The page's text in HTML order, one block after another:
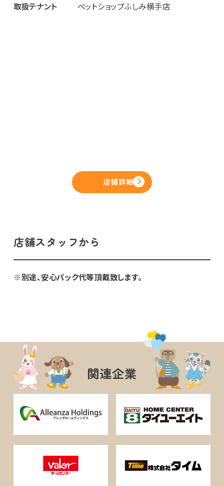
取扱テナント
ペットショップふしみ横手店
店舗詳細
店舗スタッフから
※別途、安心パック代等頂戴致します。
関連企業